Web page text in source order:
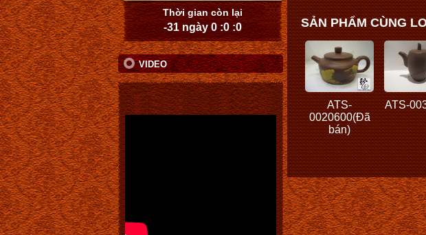
455.000
1.550.000 VND
1.085.000
Thời gian còn lại
-31 ngày 0 :0 :0
VIDEO
SẢN PHẨM CÙNG
ATS-
0020600(Đã
bán)
ATS-